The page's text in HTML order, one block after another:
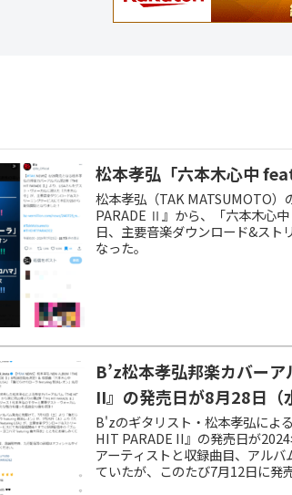
松本孝弘「六本木心中
松本孝弘（TAK MATSUMOTO
PARADE Ⅱ』から、「六本木心
日、主要音楽ダウンロード&スト
なった。
B’z松本孝弘邦楽カバー
II』の発売日が8月28日（
B'zのギタリスト・松本孝弘によ
HIT PARADE II』の発売日が
アーティストと収録曲目、アル
ていたが、このたび7月12日に発